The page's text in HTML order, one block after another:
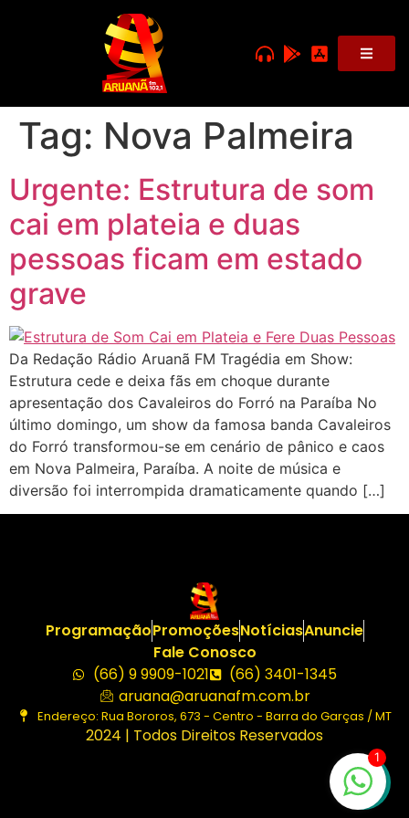
Tag: Nova Palmeira
Urgente: Estrutura de som
cai em plateia e duas
pessoas ficam em estado
grave
Da Redação Rádio Aruanã FM Tragédia em Show:
Estrutura cede e deixa fãs em choque durante
apresentação dos Cavaleiros do Forró na Paraíba No
último domingo, um show da famosa banda Cavaleiros
do Forró transformou-se em cenário de pânico e caos
em Nova Palmeira, Paraíba. A noite de música e
diversão foi interrompida dramaticamente quando […]
ProgramaçãoPromoçõesNotíciasAnuncie
Fale Conosco
(66) 9 9909-1021
(66) 3401-1345
aruana@aruanafm.com.br
Endereço: Rua Bororos, 673 - Centro - Barra do Garças / MT
2024 | Todos Direitos Reservados
1